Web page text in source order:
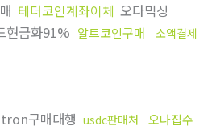
테더코인계좌이체 오다믹싱
현금화91% 알트코인구매
소액결제
tron구매대행 usdc판매처
오다집수